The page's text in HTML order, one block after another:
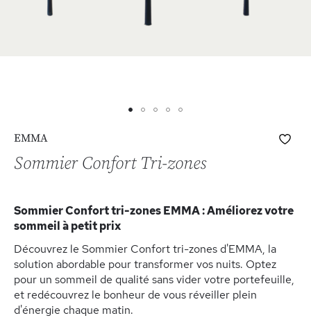
beginning
the
images
gallery
EMMA
Sommier Confort Tri-zones
Sommier Confort tri-zones EMMA : Améliorez votre
sommeil à petit prix
Découvrez le Sommier Confort tri-zones d'EMMA, la
solution abordable pour transformer vos nuits. Optez
pour un sommeil de qualité sans vider votre portefeuille,
et redécouvrez le bonheur de vous réveiller plein
d'énergie chaque matin.